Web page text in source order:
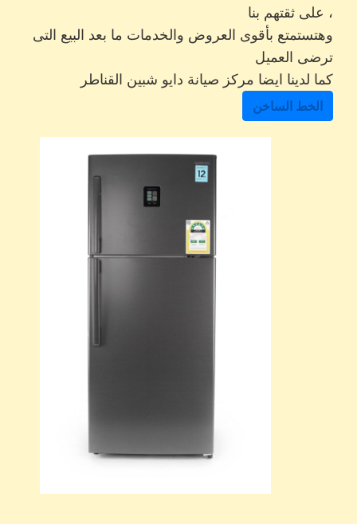
على ثقتهم بنا ،
وهتستمتع بأقوى العروض والخدمات ما بعد البيع التى
ترضى العميل
كما لدينا ايضا مركز صيانة دايو شبين القناطر
الخط الساخن